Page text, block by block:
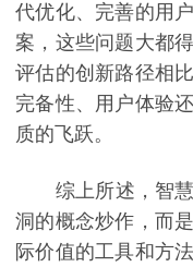
代优化、完善的用
案，这些问题大都
评估的创新路径相
完备性、用户体验
质的飞跃。
综上所述，智慧
洞的概念炒作，而
际价值的工具和方